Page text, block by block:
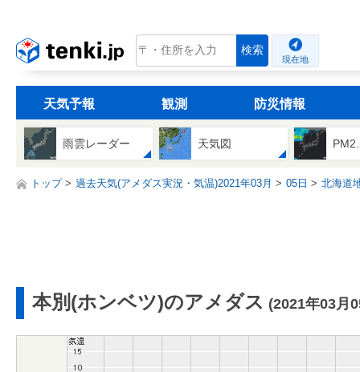
tenki.jp 検索
現在地
天気予報 観測 防災情報
雨雲レーダー 天気図
トップ 過去天気(アメダス実況・気温)2021年03月 05日 北海道
本別(ホンベツ)のアメダス (2021年03月